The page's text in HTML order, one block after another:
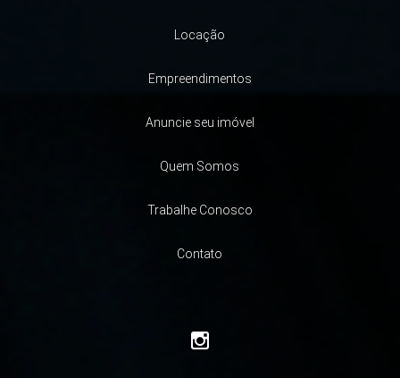
Locação
Empreendimentos
Anuncie seu imóvel
Quem Somos
Trabalhe Conosco
Contato